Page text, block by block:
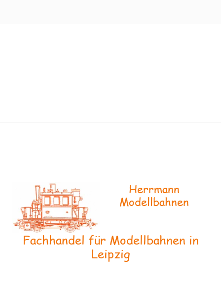
Herrmann
Modellbahnen
Fachhandel für Modellbahnen in
Leipzig